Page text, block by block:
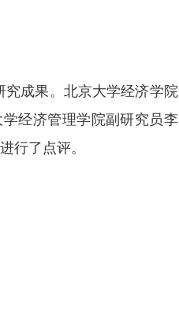
成果。北京大学经济学院
经济管理学院副研究员李
行了点评。